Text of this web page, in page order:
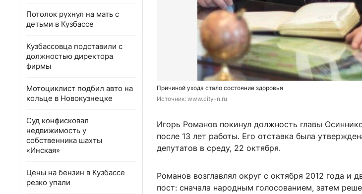
Потолок рухнул на мать с
детьми в Кузбассе
Кузбассовца подставили с
должностью директора
фирмы
Мотоциклист подбил авто на
кольце в Новокузнецке
Суд конфисковал
недвижимость у
собственника шахты
«Инская»
Цены на бензин в Кузбассе
резко упали
Причиной ухода стало состояние здоровья
Источник: www.city-n.ru
Игорь Романов покинул должность главы
после 13 лет работы. Его отставка была
депутатов в среду, 22 октября.
Романов возглавлял округ с октября 2012 года и
пост: сначала народным голосованием, затем